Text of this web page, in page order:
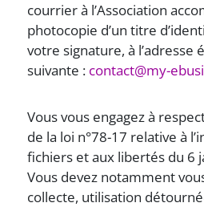
courrier à l’Association
photocopie d’un titre
votre signature, à l’adresse
suivante : contact@my-
Vous vous engagez à
de la loi n°78-17 relative à
fichiers et aux libertés du 6
Vous devez notamment
collecte, utilisation